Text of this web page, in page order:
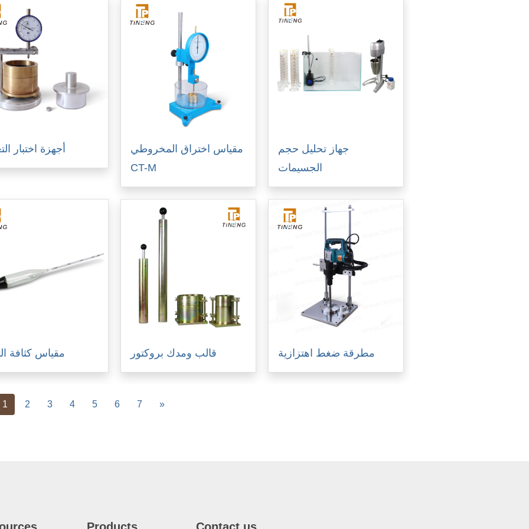
أجهزة اختبار
مقياس اختراق المخروطي
CT-M
جهاز تحليل حجم
الجسيمات
مقياس كثافة قالب ومدك بروكتور مطرقة ضغط اهتزازية
1 2 3 4 5 6 7 »Next